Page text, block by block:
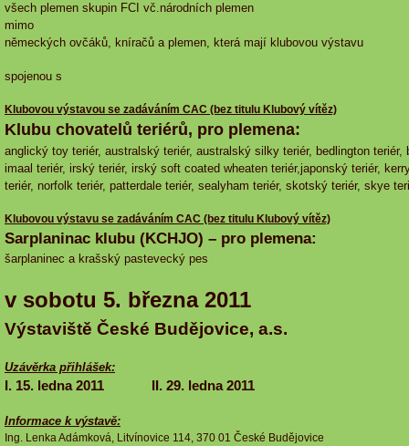
všech plemen skupin FCI vč.národních plemen
mimo
německých ovčáků, kníračů a plemen, která mají klubovou výstavu
spojenou s
Klubovou výstavou se zadáváním CAC (bez titulu Klubový vítěz)
Klubu chovatelů teriérů, pro plemena:
anglický toy teriér, australský teriér, australský silky teriér, bedlington
imaal teriér, irský teriér, irský soft coated wheaten teriér,japonský teriér,
teriér, norfolk teriér, patterdale teriér, sealyham teriér, skotský teriér, skye
Klubovou výstavu se zadáváním CAC (bez titulu Klubový vítěz)
Sarplaninac klubu (KCHJO) – pro plemena:
šarplaninec a krašský pastevecký pes
v sobotu 5. března 2011
Výstaviště České Budějovice, a.s.
Uzávěrka přihlášek:
I. 15. ledna 2011 II. 29. ledna 2011
Informace k výstavě:
Ing. Lenka Adámková, Litvínovice 114, 370 01 České Budějovice